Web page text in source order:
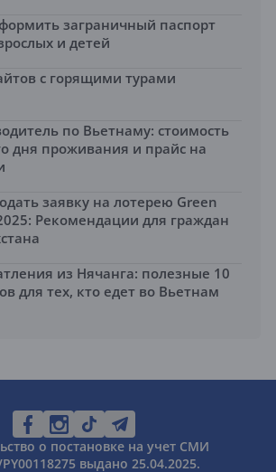
заграничный паспорт
и детей
с горящими турами
по Вьетнаму: стоимость
дня проживания и прайс на
заявку на лотерею Green
Рекомендации для граждан
из Нячанга: полезные 10
для тех, кто едет во Вьетнам
о постановке на учет СМИ
выдано 25.04.2025.